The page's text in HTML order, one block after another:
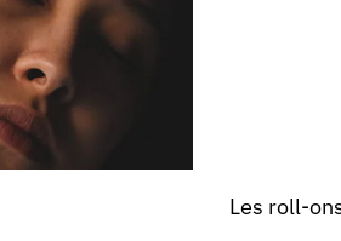
Les roll-